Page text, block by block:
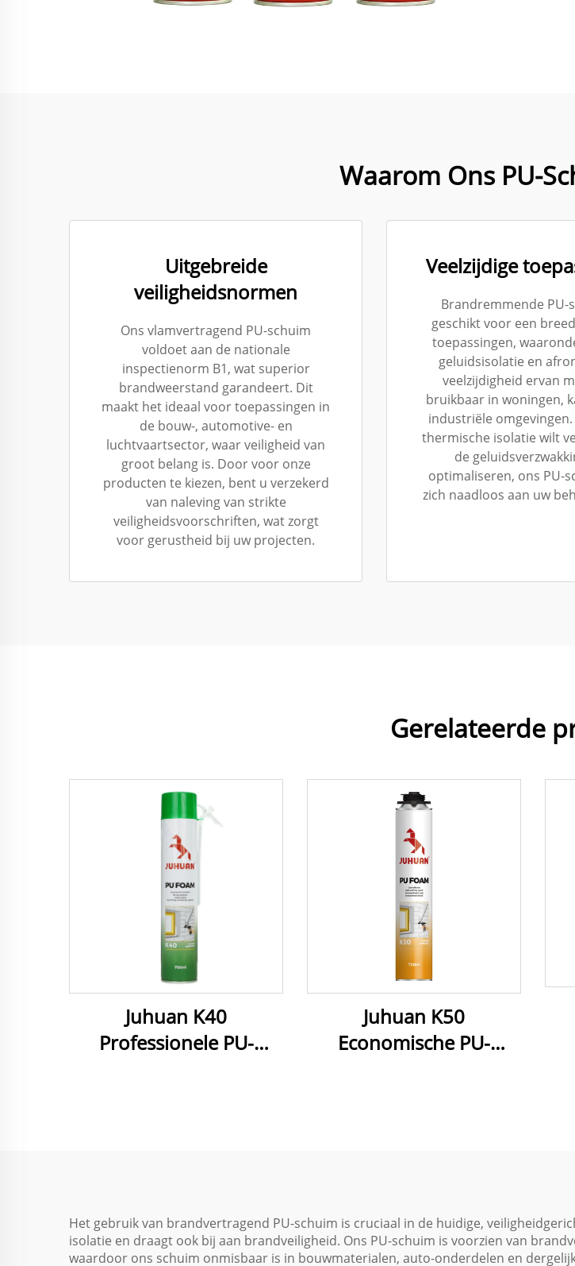
Waarom Ons PU-
Uitgebreide
veiligheidsnormen
Ons vlamvertragend PU-schuim
voldoet aan de nationale
inspectienorm B1, wat superior
brandweerstand garandeert. Dit
maakt het ideaal voor toepassingen in
de bouw-, automotive- en
luchtvaartsector, waar veiligheid van
groot belang is. Door voor onze
producten te kiezen, bent u verzekerd
van naleving van strikte
veiligheidsvoorschriften, wat zorgt
voor gerustheid bij uw projecten.
Veelzijdige
Brandremmende PU-
geschikt voor een
toepassingen,
geluidsisolatie en
veelzijdigheid ervan
bruikbaar in woningen,
industriële omgevingen.
thermische isolatie wilt
de
optimaliseren, ons PU-
zich naadloos aan uw
Gerelateerde
Juhuan K40
Professionele PU-
Juhuan K50
Economische PU-
Het gebruik van brandvertragend PU-schuim is cruciaal in de huidige,
isolatie en draagt ook bij aan brandveiligheid. Ons PU-schuim is voorzien van
waardoor ons schuim onmisbaar is in bouwmaterialen, auto-onderdelen en